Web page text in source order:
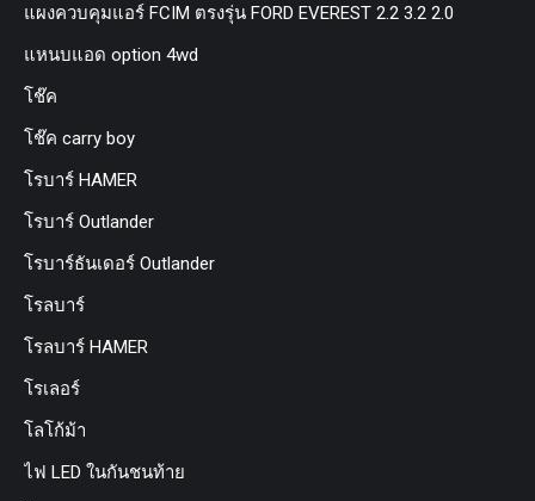
แผงควบคุมแอร์ FCIM ตรงรุ่น FORD EVEREST 2.2 3.2 2.0
แหนบแอด option 4wd
โช๊ค
โช๊ค carry boy
โรบาร์ HAMER
โรบาร์ Outlander
โรบาร์ธันเดอร์ Outlander
โรลบาร์
โรลบาร์ HAMER
โรเลอร์
โลโก้ม้า
ไฟ LED ในกันชนท้าย